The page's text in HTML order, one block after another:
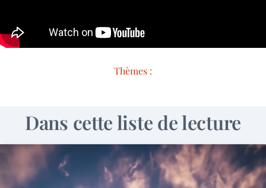
Thèmes :
Dans cette liste de lecture